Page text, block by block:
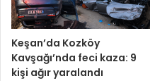
Keşan’da Kozköy
Kavşağı’nda feci kaza: 9
kişi ağır yaralandı